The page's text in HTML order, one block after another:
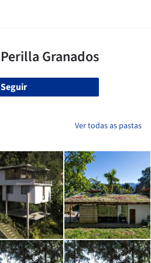
Seguir
Ver todas as pastas